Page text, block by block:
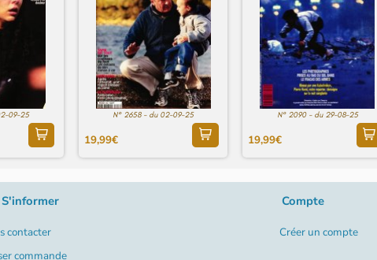
09-25 N° 2658 - du 02-09-25
19,99€
N° 2090 - du 29-08-25
19,99€
S'informer
contacter
commande
Compte
Créer un compte